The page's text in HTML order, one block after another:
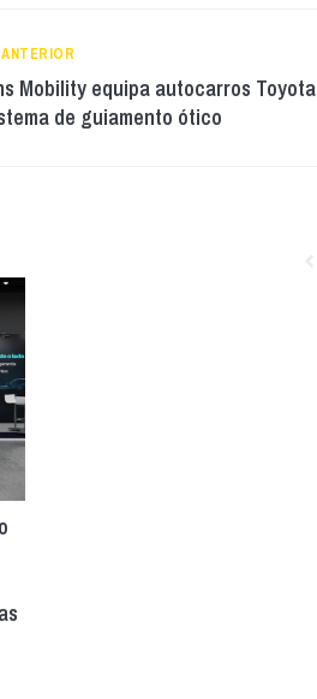
Mobility equipa autocarros Toyota
de guiamento ótico